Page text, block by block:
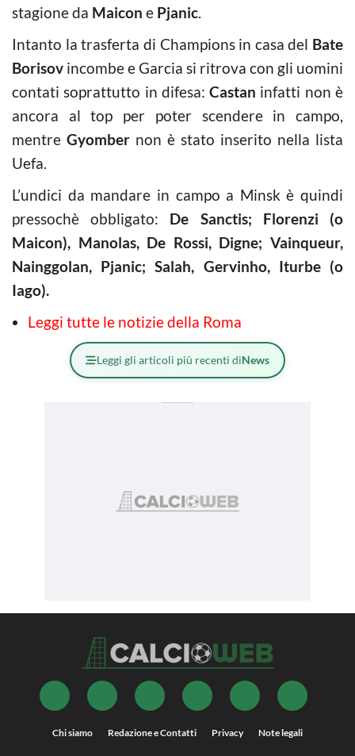
stagione da Maicon e Pjanic.
Intanto la trasferta di Champions in casa del Bate
Borisov incombe e Garcia si ritrova con gli uomini
contati soprattutto in difesa:Castan infatti non è
ancora al top per poter scendere in campo,
mentre Gyomber non è stato inserito nella lista
Uefa.
L’undici da mandare in campo a Minsk è quindi
pressochè obbligato: De Sanctis; Florenzi (o
Maicon), Manolas, De Rossi, Digne; Vainqueur,
Nainggolan, Pjanic; Salah, Gervinho, Iturbe (o
Iago).
Leggi tutte le notizie della Roma
Leggi gli articoli più recenti diNews
Chi siamo Redazione e Contatti Privacy Note legali